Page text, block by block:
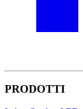
PRODOTTI